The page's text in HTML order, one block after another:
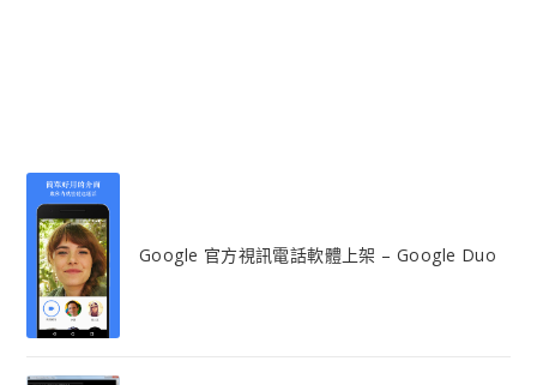
Google 官方視訊電話軟體上架 – Google Duo